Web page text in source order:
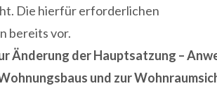
Die hierfür erforderlichen
bereits vor.
Änderung der Hauptsatzung –
und zur